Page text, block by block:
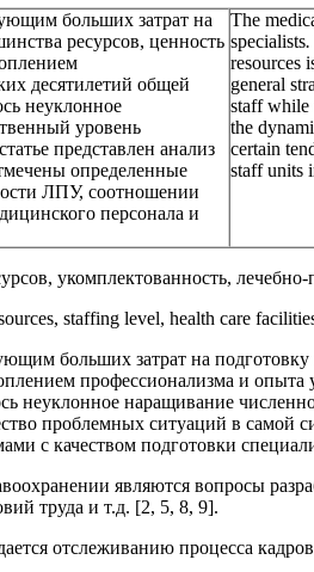
больших затрат на
ресурсов, ценность
десятилетий общей
неуклонное
уровень
представлен анализ
определенные
ЛПУ, соотношении
персонала и
The
specialists.
resources
general
staff while
the
certain
staff units
укомплектованность,
staffing level, health care
больших затрат на
профессионализма и
неуклонное наращивание
проблемных ситуаций в самой
с качеством подготовки
являются вопросы
труда и т.д. [2, 5, 8, 9].
отслеживанию процесса